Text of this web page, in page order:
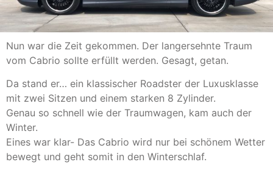
Nun war die Zeit gekommen. Der langersehnte Traum
vom Cabrio sollte erfüllt werden. Gesagt, getan.
Da stand er… ein klassischer Roadster der Luxusklasse
mit zwei Sitzen und einem starken 8 Zylinder.
Genau so schnell wie der Traumwagen, kam auch der
Winter.
Eines war klar- Das Cabrio wird nur bei schönem Wetter
bewegt und geht somit in den Winterschlaf.